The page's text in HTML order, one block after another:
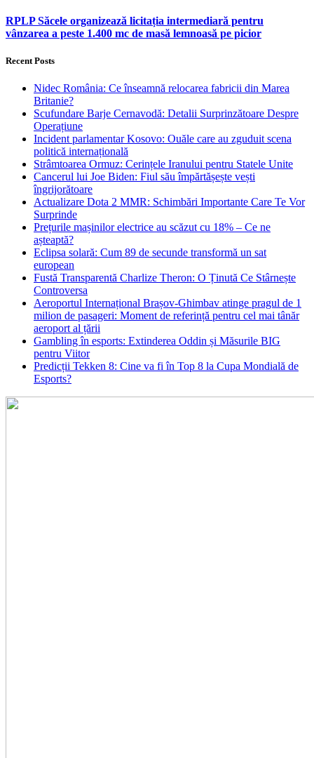
RPLP Săcele organizează licitația intermediară pentru
vânzarea a peste 1.400 mc de masă lemnoasă pe picior
Recent Posts
Nidec România: Ce înseamnă relocarea fabricii din Marea
Britanie?
Scufundare Barje Cernavodă: Detalii Surprinzătoare Despre
Operațiune
Incident parlamentar Kosovo: Ouăle care au zguduit scena
politică internațională
Strâmtoarea Ormuz: Cerințele Iranului pentru Statele Unite
Cancerul lui Joe Biden: Fiul său împărtășește vești
îngrijorătoare
Actualizare Dota 2 MMR: Schimbări Importante Care Te Vor
Surprinde
Prețurile mașinilor electrice au scăzut cu 18% – Ce ne
așteaptă?
Eclipsa solară: Cum 89 de secunde transformă un sat
european
Fustă Transparentă Charlize Theron: O Ținută Ce Stârnește
Controversa
Aeroportul Internațional Brașov‑Ghimbav atinge pragul de 1
milion de pasageri: Moment de referință pentru cel mai tânăr
aeroport al țării
Gambling în esports: Extinderea Oddin și Măsurile BIG
pentru Viitor
Predicții Tekken 8: Cine va fi în Top 8 la Cupa Mondială de
Esports?